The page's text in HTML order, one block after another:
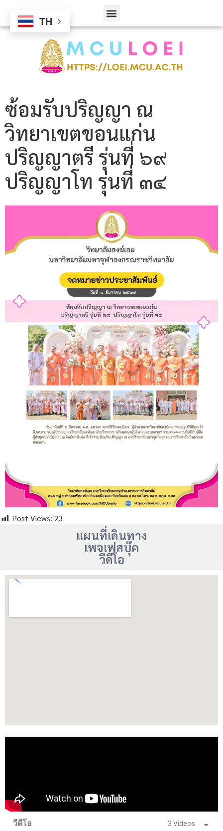
ซ้อมรับปริญญา ณ
วิทยาเขตขอนแก่น
ปริญญาตรี รุ่นที่ ๖๙
ปริญญาโท รุ่นที่ ๓๔
Post Views: 23
แผนที่เดินทาง
เพจเฟสบุ๊ค
วีดีโอ
วีดีโอ 3 Videos
TH